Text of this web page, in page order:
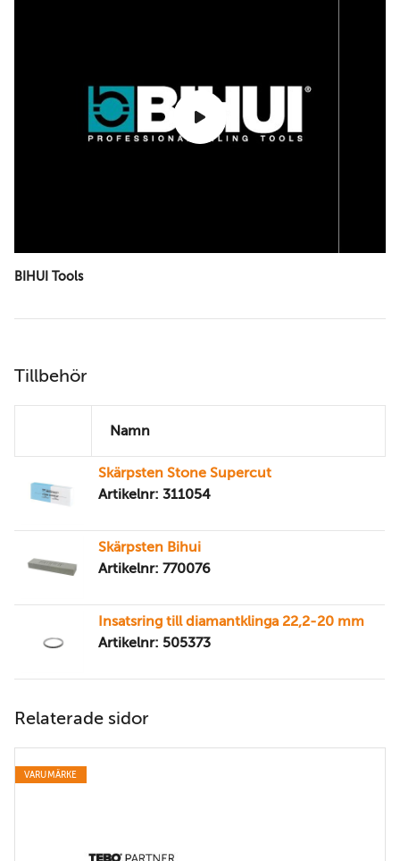
BIHUI Tools
Tillbehör
Namn
Skärpsten Stone Supercut
Artikelnr: 311054
Skärpsten Bihui
Artikelnr: 770076
Insatsring till diamantklinga 22,2-20 mm
Artikelnr: 505373
Relaterade sidor
VARUMÄRKE